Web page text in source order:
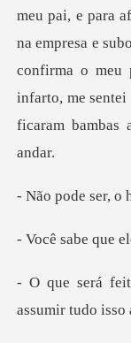
a empresa e
confirma o meu
infar
o